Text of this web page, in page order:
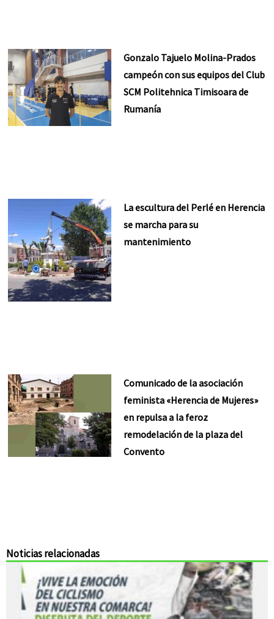
Gonzalo Tajuelo Molina-Prados
campeón con sus equipos del Club
SCM Politehnica Timisoara de
Rumanía
La escultura del Perlé en Herencia
se marcha para su
mantenimiento
Comunicado de la asociación
feminista «Herencia de Mujeres»
en repulsa a la feroz
remodelación de la plaza del
Convento
Noticias relacionadas